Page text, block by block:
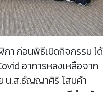
า ก่อนพิธีเปิดกิจกรรม ได้
อาการหลงเหลือจาก
น.ส.ธัญญาศิริ โสมคำ